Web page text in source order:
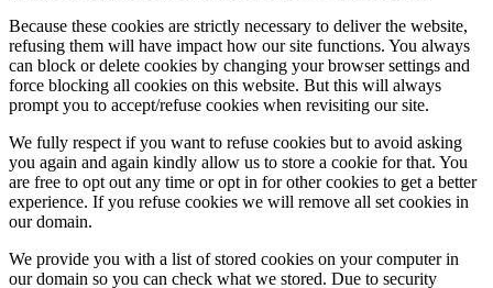
Because these cookies are strictly necessary to deliver the website,
refusing them will have impact how our site functions. You always
can block or delete cookies by changing your browser settings and
force blocking all cookies on this website. But this will always
prompt you to accept/refuse cookies when revisiting our site.
We fully respect if you want to refuse cookies but to avoid asking
you again and again kindly allow us to store a cookie for that. You
are free to opt out any time or opt in for other cookies to get a better
experience. If you refuse cookies we will remove all set cookies in
our domain.
We provide you with a list of stored cookies on your computer in
our domain so you can check what we stored. Due to security